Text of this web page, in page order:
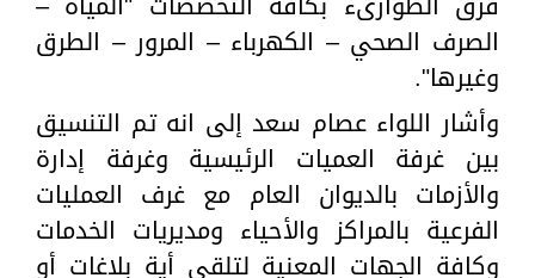
الصرف الصحي – الكهرباء – المرور – الطرق
وغيرها".
وأشار اللواء عصام سعد إلى انه تم التنسيق
بين غرفة العميات الرئيسية وغرفة إدارة
والأزمات بالديوان العام مع غرف العمليات
الفرعية بالمراكز والأحياء ومديريات الخدمات
وكافة الجهات المعنية لتلقي أية بلاغات أو